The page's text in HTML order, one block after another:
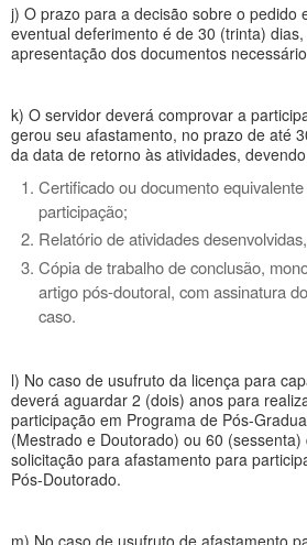
j) O prazo para a decisão sobre o pedido
eventual deferimento é de 30 (trinta)
apresentação dos documentos
k) O servidor deverá comprovar a
gerou seu afastamento, no prazo de até
da data de retorno às atividades,
Certificado ou documento
participação;
Relatório de atividades
Cópia de trabalho de conclusão,
artigo pós-doutoral, com assinatura
caso.
l) No caso de usufruto da licença para
deverá aguardar 2 (dois) anos para
participação em Programa de Pós-
(Mestrado e Doutorado) ou 60
solicitação para afastamento para
Pós-Doutorado.